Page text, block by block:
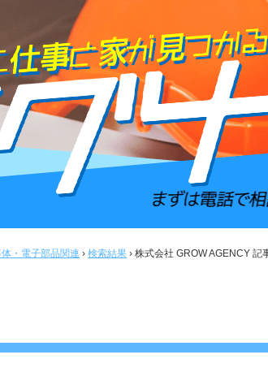
・電子部品関連 › 検索結果 › 株式会社 GROW AGENCY 記